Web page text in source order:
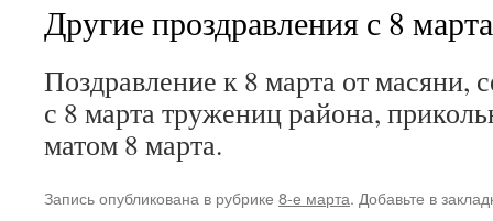
Другие проздравления с 8 марта
Поздравление к 8 марта от масяни,
с 8 марта тружениц района,
матом 8 марта.
Запись опубликована в рубрике 8-е марта. Добавьте в